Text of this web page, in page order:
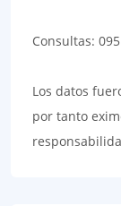
Consultas:
Los datos
por tanto